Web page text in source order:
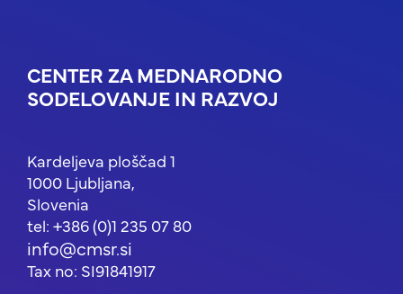
CENTER ZA MEDNARODNO
SODELOVANJE IN RAZVOJ
Kardeljeva ploščad 1
1000 Ljubljana,
Slovenia
tel: +386 (0)1 235 07 80
info@cmsr.si
Tax no: SI91841917